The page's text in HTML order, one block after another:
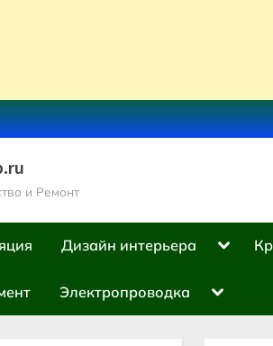
и Ремонт
Дизайн интерьера
Toggle
Электропроводка
Toggle
menu